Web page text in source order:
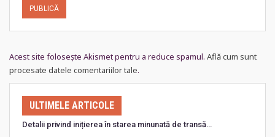
Acest site folosește Akismet pentru a reduce spamul. Află cum sunt
procesate datele comentariilor tale.
ULTIMELE ARTICOLE
Detalii privind inițierea în starea minunată de transă…